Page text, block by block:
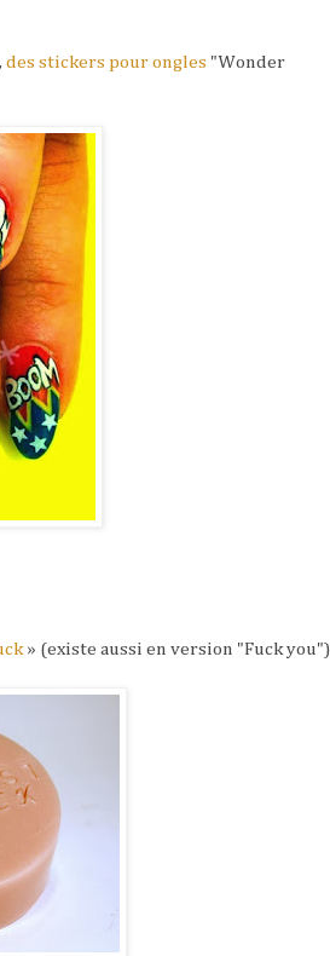
des stickers pour ongles "Wonder
» (existe aussi en version "Fuck you")